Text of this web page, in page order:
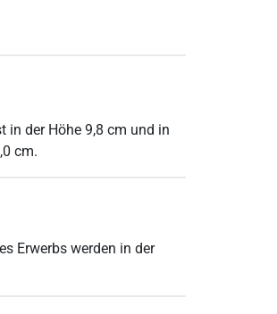
in der Höhe 9,8 cm und in
cm.
Erwerbs werden in der